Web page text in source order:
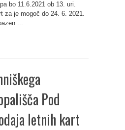
bo 11.6.2021 ob 13. uri.
za je mogoč do 24. 6. 2021.
...
Pod
letnih kart